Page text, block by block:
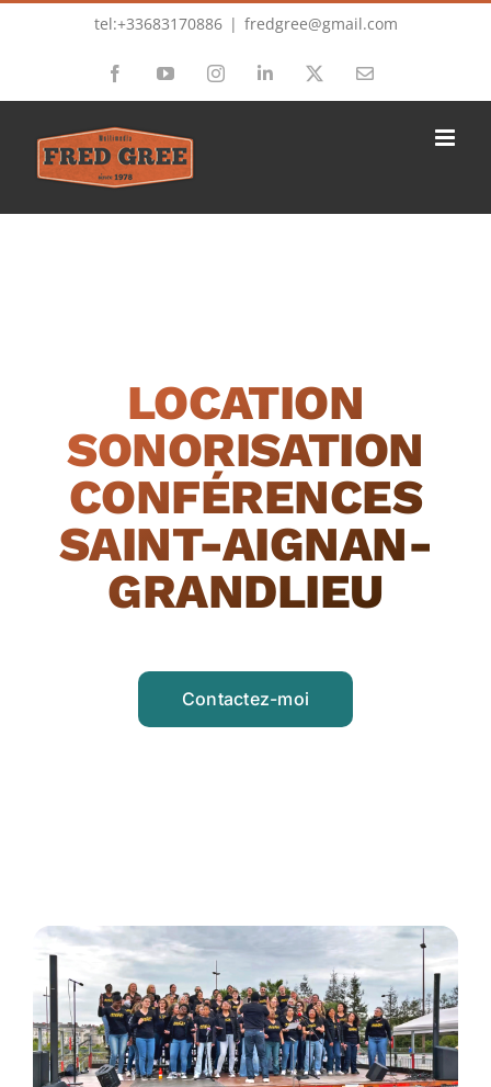
tel:+33683170886 | fredgree@gmail.com
FacebookYouTubeInstagramLinkedIn Email
LOCATION
SONORISATION
CONFÉRENCES
SAINT-AIGNAN-
GRANDLIEU
Contactez-moi